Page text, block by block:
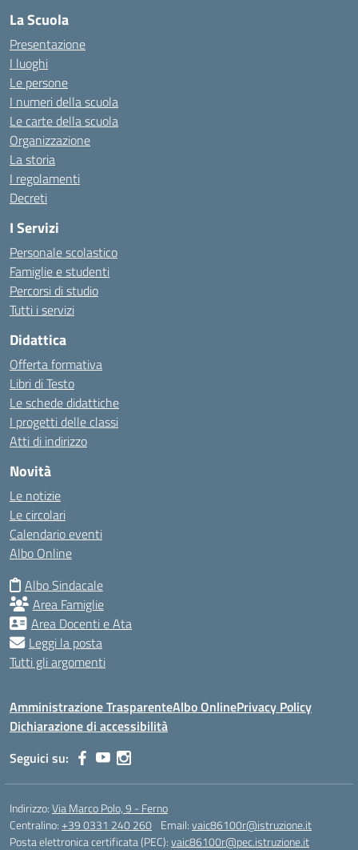
La Scuola
Presentazione
I luoghi
Le persone
I numeri della scuola
Le carte della scuola
Organizzazione
La storia
I regolamenti
Decreti
I Servizi
Personale scolastico
Famiglie e studenti
Percorsi di studio
Tutti i servizi
Didattica
Offerta formativa
Libri di Testo
Le schede didattiche
I progetti delle classi
Atti di indirizzo
Novità
Le notizie
Le circolari
Calendario eventi
Albo Online
Albo Sindacale
Area Famiglie
Area Docenti e Ata
Leggi la posta
Tutti gli argomenti
Amministrazione TrasparenteAlbo OnlinePrivacy Policy
Dichiarazione di accessibilità
Seguici su:
Indirizzo:Via Marco Polo, 9 - Ferno
Centralino:+39 0331 240 260 Email:vaic86100r@istruzione.it
Posta elettronica certificata (PEC):vaic86100r@pec.istruzione.it